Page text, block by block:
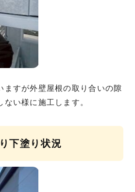
ますが外壁屋根の取り合いの隙
い様に施工します。
下塗り状況